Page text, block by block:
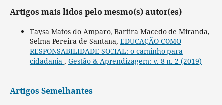
Artigos mais lidos pelo mesmo(s) autor(es)
Taysa Matos do Amparo, Bartira Macedo de Miranda,
Selma Pereira de Santana, EDUCAÇÃO COMO
RESPONSABILIDADE SOCIAL: o caminho para
cidadania , Gestão & Aprendizagem: v. 8 n. 2 (2019)
Artigos Semelhantes